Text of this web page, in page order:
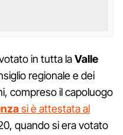
in tutta laValle
regionale e dei
compreso il capoluogo
si è attestata al
quando si era votato